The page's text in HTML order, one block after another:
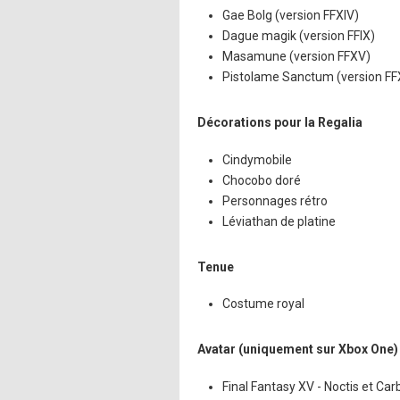
Gae Bolg (version FFXIV)
Dague magik (version FFIX)
Masamune (version FFXV)
Pistolame Sanctum (version
Décorations pour la Regalia
Cindymobile
Chocobo doré
Personnages rétro
Léviathan de platine
Tenue
Costume royal
Avatar (uniquement sur Xbox One)
Final Fantasy XV - Noctis et